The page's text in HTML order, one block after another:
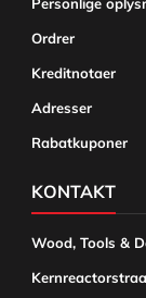
Ordrer
Kreditnotaer
Adresser
Rabatkuponer
KONTAKT
Wood, Tools &